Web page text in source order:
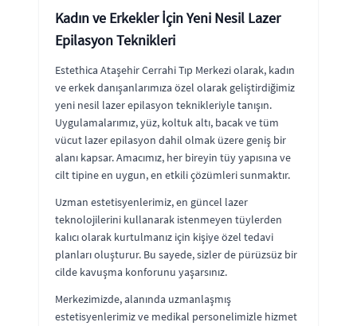
Kadın ve Erkekler İçin Yeni Nesil Lazer
Epilasyon Teknikleri
Estethica Ataşehir Cerrahi Tıp Merkezi olarak, kadın
ve erkek danışanlarımıza özel olarak geliştirdiğimiz
yeni nesil lazer epilasyon teknikleriyle tanışın.
Uygulamalarımız, yüz, koltuk altı, bacak ve tüm
vücut lazer epilasyon dahil olmak üzere geniş bir
alanı kapsar. Amacımız, her bireyin tüy yapısına ve
cilt tipine en uygun, en etkili çözümleri sunmaktır.
Uzman estetisyenlerimiz, en güncel lazer
teknolojilerini kullanarak istenmeyen tüylerden
kalıcı olarak kurtulmanız için kişiye özel tedavi
planları oluşturur. Bu sayede, sizler de pürüzsüz bir
cilde kavuşma konforunu yaşarsınız.
Merkezimizde, alanında uzmanlaşmış
estetisyenlerimiz ve medikal personelimizle hizmet